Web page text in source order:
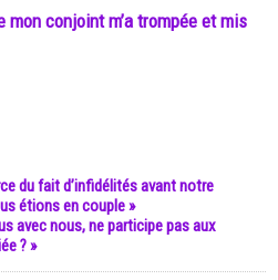
mon conjoint m’a trompée et mis
du fait d’infidélités avant notre
étions en couple »
avec nous, ne participe pas aux
? »